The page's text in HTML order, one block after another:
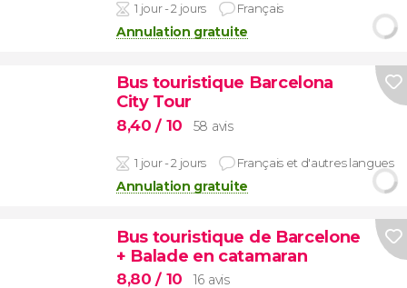
1 jour - 2 jours Français
Annulation gratuite
Bus touristique Barcelona
City Tour
8,40/ 10 58 avis
1 jour - 2 jours Français et d'autres langues
Annulation gratuite
Bus touristique de Barcelone
+ Balade en catamaran
8,80/ 10 16 avis